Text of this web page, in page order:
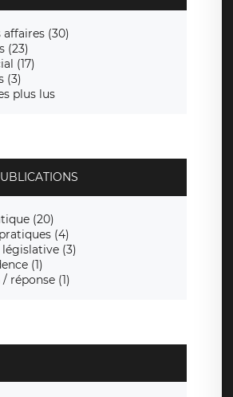
(30)
(23)
(17)
(3)
plus lus
(20)
(4)
(3)
(1)
réponse (1)